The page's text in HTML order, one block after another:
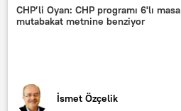
Botoks
Sağlık turizmi
CHP’li Oyan: CHP programı 6'lı masa
mutabakat metnine benziyor
İsmet Özçelik